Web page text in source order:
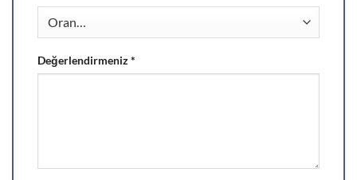
Değerlendirmeniz*